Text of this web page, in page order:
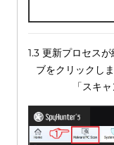
1.3 更新プロセス
ブをクリックし
「スキ